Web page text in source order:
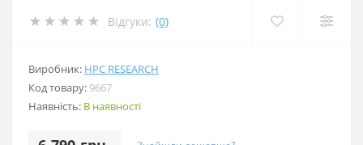
Відгуки: (0)
Виробник: HPC RESEARCH
Код товару: 9667
Наявність: В наявності